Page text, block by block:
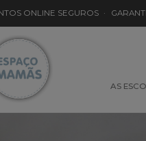
ONLINE SEGUROS ·
AS